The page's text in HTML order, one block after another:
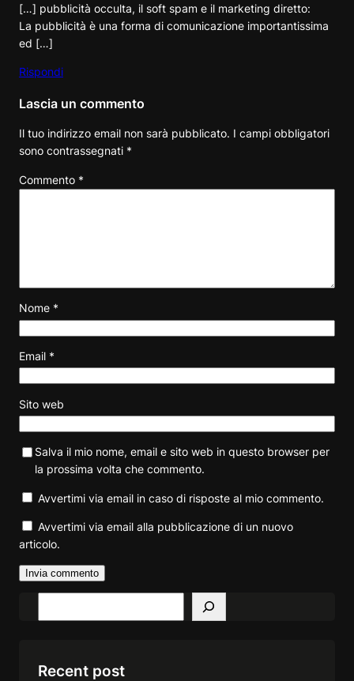
[…] pubblicità occulta, il soft spam e il marketing diretto:
La pubblicità è una forma di comunicazione importantissima
ed […]
Rispondi
Lascia un commento
Il tuo indirizzo email non sarà pubblicato. I campi obbligatori
sono contrassegnati *
Commento *
Nome *
Email *
Sito web
Salva il mio nome, email e sito web in questo browser per
la prossima volta che commento.
Avvertimi via email in caso di risposte al mio commento.
Avvertimi via email alla pubblicazione di un nuovo
articolo.
e
c
Recent post